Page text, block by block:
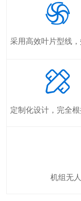
机组无